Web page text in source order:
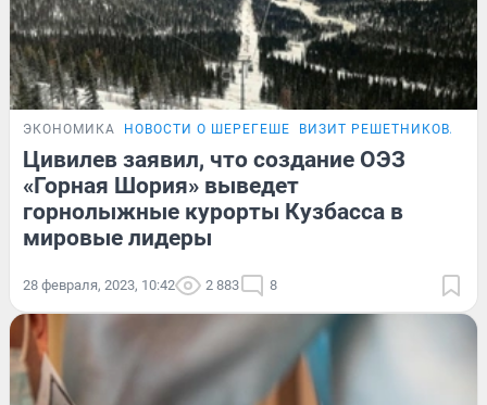
ЭКОНОМИКА НОВОСТИ О ШЕРЕГЕШЕ ВИЗИТ РЕШЕТНИКОВА
Цивилев заявил, что создание ОЭЗ
«Горная Шория» выведет
горнолыжные курорты Кузбасса в
мировые лидеры
28 февраля, 2023, 10:42 2 883 8